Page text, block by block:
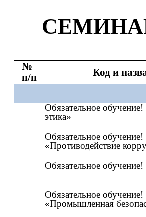
№
п/п
Код и
Обязательное
этика»
Обязательное
«Противодействие
Обязательное
Обязательное
«Промышленная